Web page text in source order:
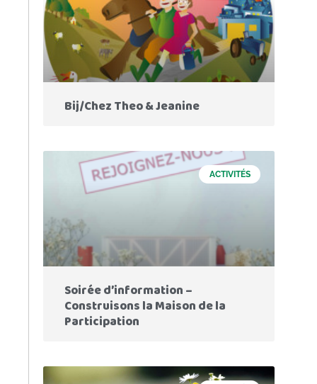
Bij/Chez Theo & Jeanine
ACTIVITÉS
Soirée d’information –
Construisons la Maison de la
Participation